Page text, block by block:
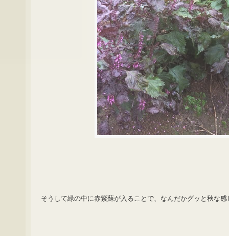
そうして緑の中に赤紫蘇が入ることで、なんだかグッと秋な